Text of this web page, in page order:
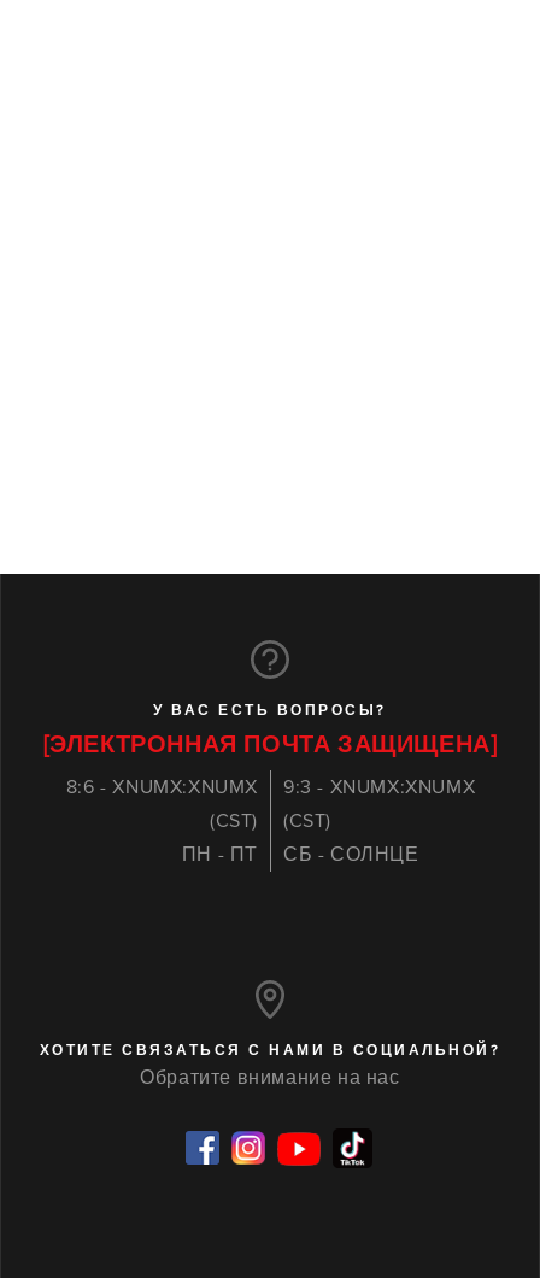
У ВАС ЕСТЬ ВОПРОСЫ?
[ЭЛЕКТРОННАЯ ПОЧТА ЗАЩИЩЕНА]
8:6 - XNUMX:XNUMX
(CST)
ПН - ПТ
9:3 - XNUMX:XNUMX
(CST)
СБ - СОЛНЦЕ
ХОТИТЕ СВЯЗАТЬСЯ С НАМИ В СОЦИАЛЬНОЙ?
Обратите внимание на нас